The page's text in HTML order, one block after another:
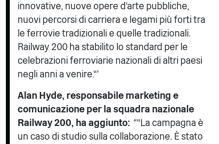
innovative, nuove opere d'arte pubbliche,
nuovi percorsi di carriera e legami più forti tra
le ferrovie tradizionali e quelle tradizionali.
Railway 200 ha stabilito lo standard per le
celebrazioni ferroviarie nazionali di altri paesi
negli anni a venire."’
Alan Hyde, responsabile marketing e
comunicazione per la squadra nazionale
Railway 200, ha aggiunto: “"La campagna è
un caso di studio sulla collaborazione. È stato